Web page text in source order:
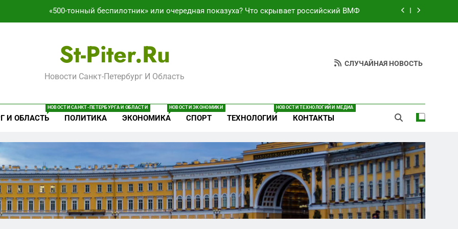
«500-тонный беспилотник» или очередная показуха? Что скрывает российский ВМФ
Что происходит в калининградском анклаве: военные изымают спирт «для защиты Отечества»
Перезагрузка в Удмуртии: Отставка Бречалова как результат управленческих провалов и
Зачистка неба: Силовой передел авиаотрасли
St-Piter.ru
Новости Санкт-Петербург И Область
СЛУЧАЙНАЯ НОВОСТЬ
И ОБЛАСТЬ
НОВОСТИ САНКТ-ПЕТЕРБУРГА И ОБЛАСТИ
ПОЛИТИКА ЭКОНОМИКА
НОВОСТИ ЭКОНОМИКИ
СПОРТ ТЕХНОЛОГИИ
НОВОСТИ ТЕХНОЛОГИЙ И МЕДИА
КОНТАКТЫ